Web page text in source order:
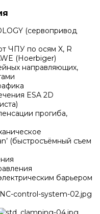
(сервопривод
ЧПУ по осям X, R
(Hoerbiger)
направляющих,
ESA 2D
прогиба,
(быстросъёмный съем
барьером